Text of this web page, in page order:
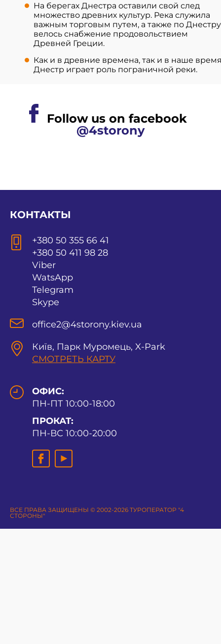
На берегах Днестра оставили свой след
множество древних культур. Река служила
важным торговым путем, а также по Днестру
велось снабжение продовольствием
Древней Греции.
Как и в древние времена, так и в наше
Днестр играет роль пограничной реки.
Follow us on facebook
@4storony
КОНТАКТЫ
+380 50 355 66 41
+380 50 411 98 28
Viber
WatsApp
Telegram
Skype
office2@4storony.kiev.ua
Київ, Парк Муромець, X-Park
СМОТРЕТЬ КАРТУ
ОФИС:
ПН-ПТ 10:00-18:00
ПРОКАТ:
ПН-ВС 10:00-20:00
ВСЕ ПРАВА ЗАЩИЩЕНЫ © 2002-2026 ТУРОПЕРАТОР "4
СТОРОНЫ"